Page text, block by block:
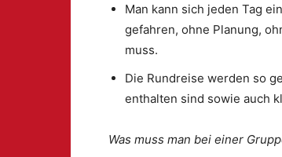
Man kann sich jeden Tag
gefahren, ohne Planung,
muss.
Die Rundreise werden so
enthalten sind sowie auch
Was muss man bei einer